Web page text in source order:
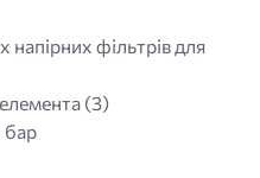
фільтрів для
(3)
бар